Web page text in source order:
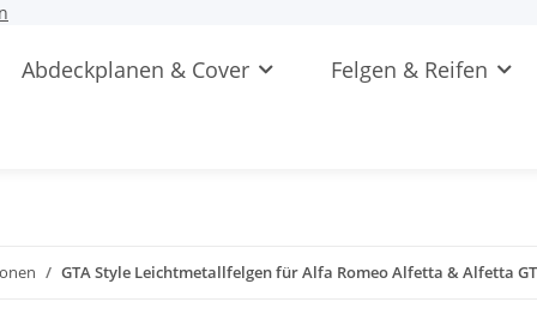
Abdeckplanen & Cover Felgen & Reifen
GTA Style Leichtmetallfelgen für Alfa Romeo Alfetta & Alfetta GT